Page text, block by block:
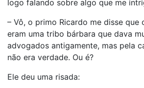
logo falando sobre algo que me
– Vô, o primo Ricardo me disse que
eram uma tribo bárbara que dava
advogados antigamente, mas pela
não era verdade. Ou é?
Ele deu uma risada: